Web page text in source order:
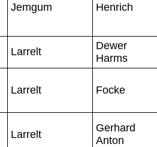
Jemgum Henrich
Larrelt
Dewer
Harms
Larrelt Focke
Larrelt
Gerhard
Anton